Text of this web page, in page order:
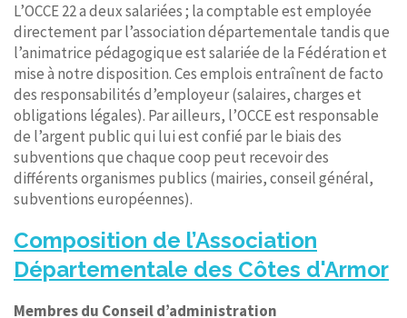
L’OCCE 22 a deux salariées ; la comptable est employée
directement par l’association départementale tandis que
l’animatrice pédagogique est salariée de la Fédération et
mise à notre disposition. Ces emplois entraînent de facto
des responsabilités d’employeur (salaires, charges et
obligations légales). Par ailleurs, l’OCCE est responsable
de l’argent public qui lui est confié par le biais des
subventions que chaque coop peut recevoir des
différents organismes publics (mairies, conseil général,
subventions européennes).
Composition de l’Association
Départementale des Côtes d'Armor
Membres du Conseil d’administration